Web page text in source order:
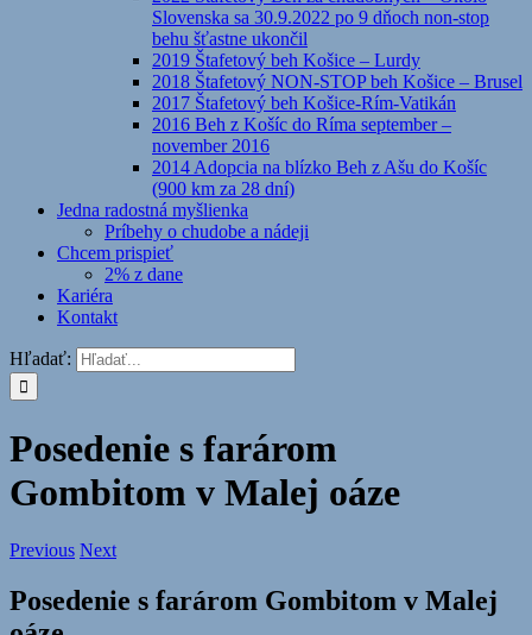
Slovenska sa 30.9.2022 po 9 dňoch non-stop
behu šťastne ukončil
2019 Štafetový beh Košice – Lurdy
2018 Štafetový NON-STOP beh Košice – Brusel
2017 Štafetový beh Košice-Rím-Vatikán
2016 Beh z Košíc do Ríma september –
november 2016
2014 Adopcia na blízko Beh z Ašu do Košíc
(900 km za 28 dní)
Jedna radostná myšlienka
Príbehy o chudobe a nádeji
Chcem prispieť
2% z dane
Kariéra
Kontakt
Hľadať:
Posedenie s farárom
Gombitom v Malej oáze
Previous Next
Posedenie s farárom Gombitom v Malej